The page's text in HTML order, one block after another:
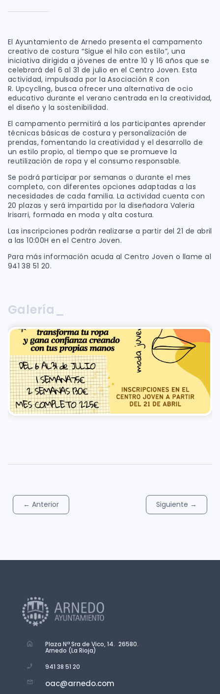
El Ayuntamiento de Arnedo presenta el campamento
creativo de costura “Sigue el hilo con estilo”, una
iniciativa dirigida a jóvenes de entre 10 y 16 años que se
celebrará del 6 al 31 de julio en el Centro Joven. Esta
actividad, impulsada por la Asociación R con
R. Upcycling, busca ofrecer una alternativa de ocio
educativo durante el verano centrada en la creatividad,
el diseño y la sostenibilidad.
El campamento permitirá a los participantes aprender
técnicas básicas de costura y personalización de
prendas, fomentando la creatividad y el desarrollo de
un estilo propio, al tiempo que se promueve la
reutilización de ropa y el consumo responsable.
Se podrá participar por semanas o durante el mes
completo, con diferentes opciones adaptadas a las
necesidades de cada familia. La actividad cuenta con
20 plazas y será impartida por la diseñadora Valeria
Irisarri, formada en moda y alta costura.
Las inscripciones podrán realizarse a partir del 21 de abril
a las 10:00H en el Centro Joven.
Para más información acuda al Centro Joven o llame al
941 38 51 20.
Galería_
← Anterior Siguiente →
Plaza Nª Sra de Vico, 14. 26580.
Arnedo (La Rioja)
941 38 51 20
oac@arnedo.com